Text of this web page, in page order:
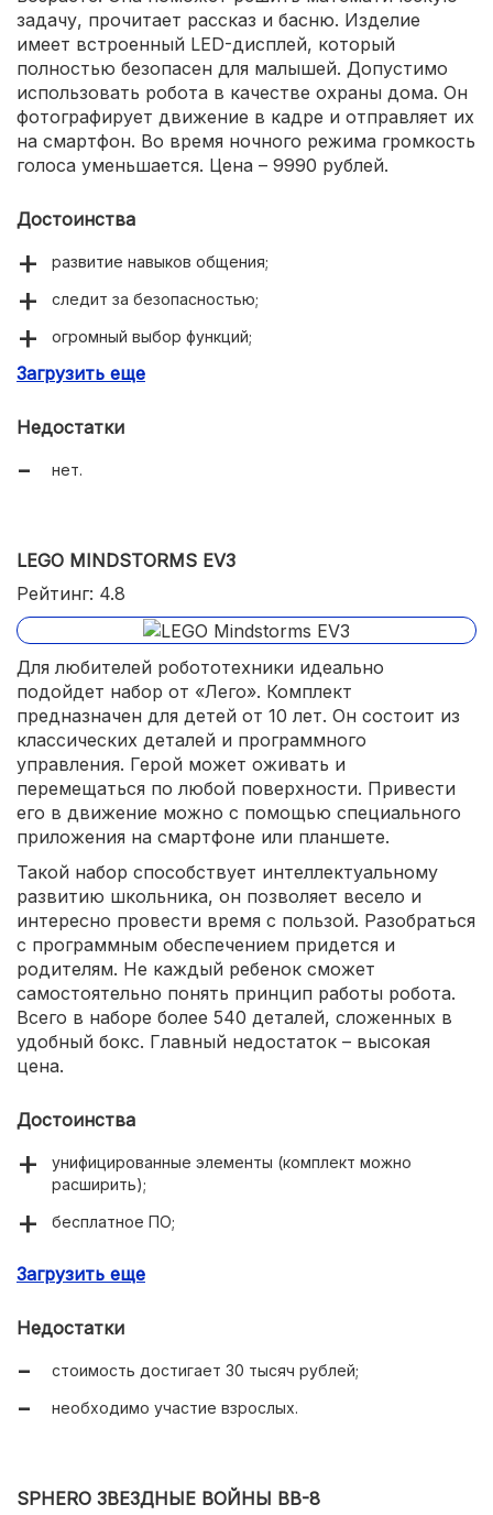
задачу, прочитает рассказ и басню. Изделие
имеет встроенный LED-дисплей, который
полностью безопасен для малышей. Допустимо
использовать робота в качестве охраны дома. Он
фотографирует движение в кадре и отправляет их
на смартфон. Во время ночного режима громкость
голоса уменьшается. Цена – 9990 рублей.
Достоинства
развитие навыков общения;
следит за безопасностью;
огромный выбор функций;
расширяет знания детей.
Загрузить еще
Недостатки
нет.
LEGO MINDSTORMS EV3
Рейтинг: 4.8
Для любителей робототехники идеально
подойдет набор от «Лего». Комплект
предназначен для детей от 10 лет. Он состоит из
классических деталей и программного
управления. Герой может оживать и
перемещаться по любой поверхности. Привести
его в движение можно с помощью специального
приложения на смартфоне или планшете.
Такой набор способствует интеллектуальному
развитию школьника, он позволяет весело и
интересно провести время с пользой. Разобраться
с программным обеспечением придется и
родителям. Не каждый ребенок сможет
самостоятельно понять принцип работы робота.
Всего в наборе более 540 деталей, сложенных в
удобный бокс. Главный недостаток – высокая
цена.
Достоинства
унифицированные элементы (комплект можно
расширить);
бесплатное ПО;
наличие удобного кейса.
Загрузить еще
Недостатки
стоимость достигает 30 тысяч рублей;
необходимо участие взрослых.
SPHERO ЗВЕЗДНЫЕ ВОЙНЫ BB-8